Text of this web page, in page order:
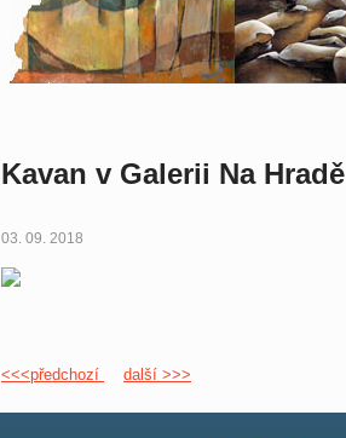
Kavan v Galerii Na Hradě
03. 09. 2018
<<<předchozí další >>>